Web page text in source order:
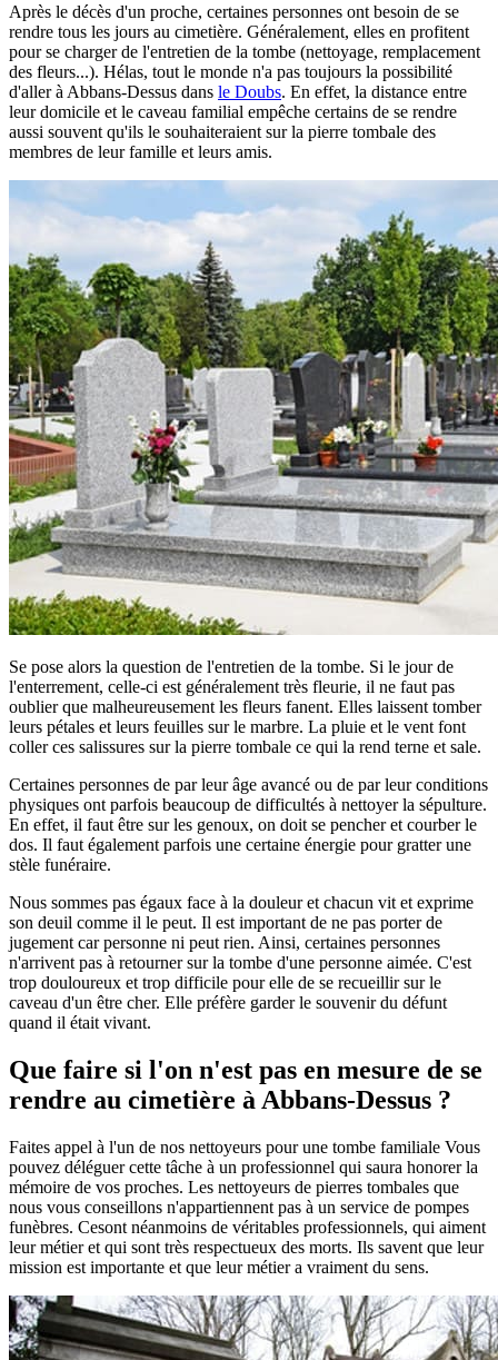
Après le décès d'un proche, certaines personnes ont besoin de se
rendre tous les jours au cimetière. Généralement, elles en profitent
pour se charger de l'entretien de la tombe (nettoyage, remplacement
des fleurs...). Hélas, tout le monde n'a pas toujours la possibilité
d'aller à Abbans-Dessus dans le Doubs. En effet, la distance entre
leur domicile et le caveau familial empêche certains de se rendre
aussi souvent qu'ils le souhaiteraient sur la pierre tombale des
membres de leur famille et leurs amis.
Se pose alors la question de l'entretien de la tombe. Si le jour de
l'enterrement, celle-ci est généralement très fleurie, il ne faut pas
oublier que malheureusement les fleurs fanent. Elles laissent tomber
leurs pétales et leurs feuilles sur le marbre. La pluie et le vent font
coller ces salissures sur la pierre tombale ce qui la rend terne et sale.
Certaines personnes de par leur âge avancé ou de par leur conditions
physiques ont parfois beaucoup de difficultés à nettoyer la sépulture.
En effet, il faut être sur les genoux, on doit se pencher et courber le
dos. Il faut également parfois une certaine énergie pour gratter une
stèle funéraire.
Nous sommes pas égaux face à la douleur et chacun vit et exprime
son deuil comme il le peut. Il est important de ne pas porter de
jugement car personne ni peut rien. Ainsi, certaines personnes
n'arrivent pas à retourner sur la tombe d'une personne aimée. C'est
trop douloureux et trop difficile pour elle de se recueillir sur le
caveau d'un être cher. Elle préfère garder le souvenir du défunt
quand il était vivant.
Que faire si l'on n'est pas en mesure de se
rendre au cimetière à Abbans-Dessus ?
Faites appel à l'un de nos nettoyeurs pour une tombe familiale Vous
pouvez déléguer cette tâche à un professionnel qui saura honorer la
mémoire de vos proches. Les nettoyeurs de pierres tombales que
nous vous conseillons n'appartiennent pas à un service de pompes
funèbres. Cesont néanmoins de véritables professionnels, qui aiment
leur métier et qui sont très respectueux des morts. Ils savent que leur
mission est importante et que leur métier a vraiment du sens.